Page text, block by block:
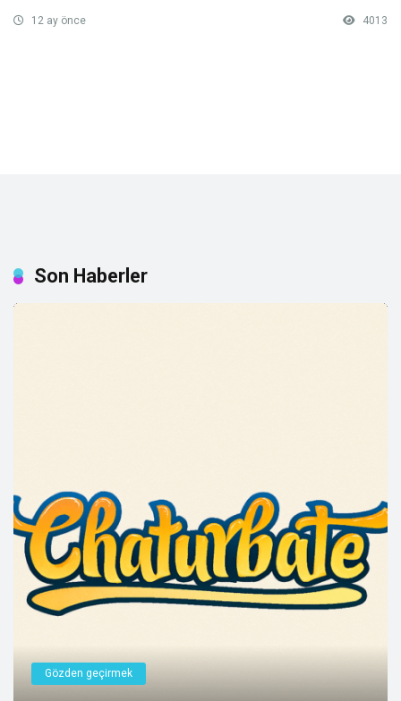
12 ay önce 4013
Son Haberler
Gözden geçirmek